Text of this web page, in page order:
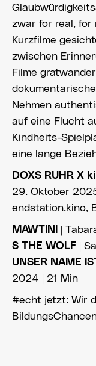
zwar for real, for
Kurzfilme
zwischen
Filme
Nehmen
auf eine Flucht
Kindheits-
eine lange
DOXS RUHR X
29. Oktober
endstation.kino,
MAWTINI
|
S THE WOLF |
UNSER NAME
2024 | 21 Min
#echt jetzt: Wir